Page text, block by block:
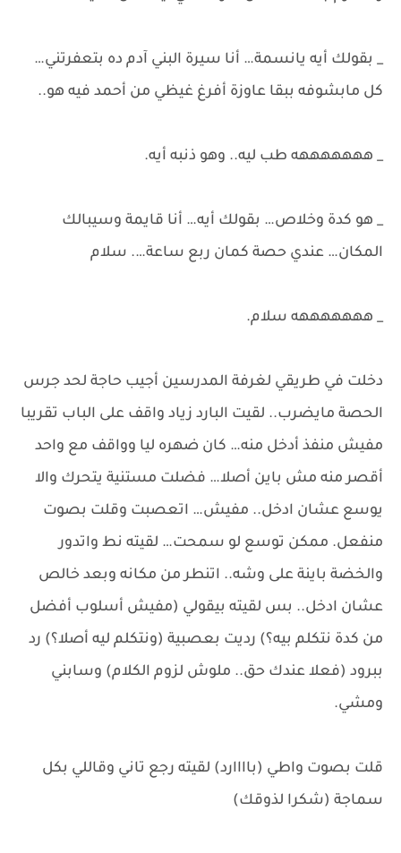
_ بقولك أيه يانسمة… أنا سيرة البني آدم ده بتعفرتني…
كل مابشوفه ببقا عاوزة أفرغ غيظي من أحمد فيه هو..
_ هههههههه طب ليه.. وهو ذنبه أيه.
_ هو كدة وخلاص… بقولك أيه… أنا قايمة وسيبالك
المكان… عندي حصة كمان ربع ساعة…. سلام
_ هههههههه سلام.
دخلت في طريقي لغرفة المدرسين أجيب حاجة لحد جرس
الحصة مايضرب.. لقيت البارد زياد واقف على الباب تقريبا
مفيش منفذ أدخل منه… كان ضهره ليا وواقف مع واحد
أقصر منه مش باين أصلا… فضلت مستنية يتحرك والا
يوسع عشان ادخل.. مفيش… اتعصبت وقلت بصوت
منفعل. ممكن توسع لو سمحت… لقيته نط واتدور
والخضة باينة على وشه.. اتنطر من مكانه وبعد خالص
عشان ادخل.. بس لقيته بيقولي (مفيش أسلوب أفضل
من كدة نتكلم بيه؟) رديت بعصبية (ونتكلم ليه أصلا؟) رد
ببرود (فعلا عندك حق.. ملوش لزوم الكلام) وسابني
ومشي.
قلت بصوت واطي (باااارد) لقيته رجع تاني وقاللي بكل
سماجة (شكرا لذوقك)